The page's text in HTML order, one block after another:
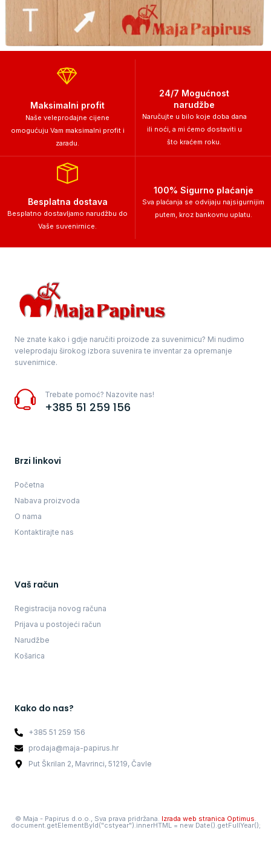
Maksimalni profit
Naše veleprodajne cijene
omogućuju Vam maksimalni profit i
zaradu.
24/7 Mogućnost
narudžbe
Naručujte u bilo koje doba dana
ili noći, a mi ćemo dostaviti u
što kraćem roku.
Besplatna dostava
Besplatno dostavljamo narudžbu do
Vaše suvenirnice.
100% Sigurno plaćanje
Sva plaćanja se odvijaju najsigurnijim
putem, kroz bankovnu uplatu.
Ne znate kako i gdje naručiti proizode za suvenirnicu? Mi nudimo
veleprodaju širokog izbora suvenira te inventar za opremanje
suvenirnice.
Trebate pomoć? Nazovite nas!
+385 51 259 156
Brzi linkovi
Početna
Nabava proizvoda
O nama
Kontaktirajte nas
Vaš račun
Registracija novog računa
Prijava u postojeći račun
Narudžbe
Košarica
Kako do nas?
+385 51 259 156
prodaja@maja-papirus.hr
Put Škrilan 2, Mavrinci, 51219, Čavle
© Maja - Papirus d.o.o., Sva prava pridržana. Izrada web stranica Optimus.
document.getElementById("cstyear").innerHTML = new Date().getFullYear();